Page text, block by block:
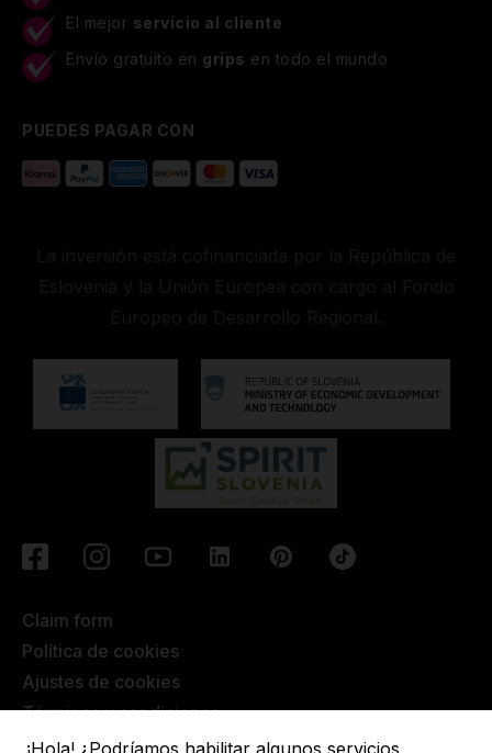
El mejor servicio al cliente
Envío gratuito en grips en todo el mundo
PUEDES PAGAR CON
Claim form
Política de cookies
Ajustes de cookies
Términos y condiciones
¡Hola! ¿Podríamos habilitar algunos servicios